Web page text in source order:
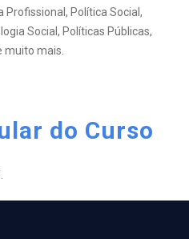
Profissional, Política Social,
Social, Políticas Públicas,
muito mais.
do Curso